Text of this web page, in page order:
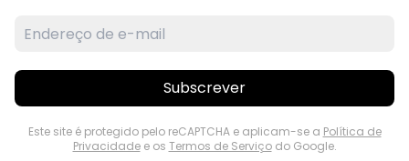
Subscrever
Este site é protegido pelo reCAPTCHA e aplicam-se a Política de
Privacidadee os Termos de Serviçodo Google.